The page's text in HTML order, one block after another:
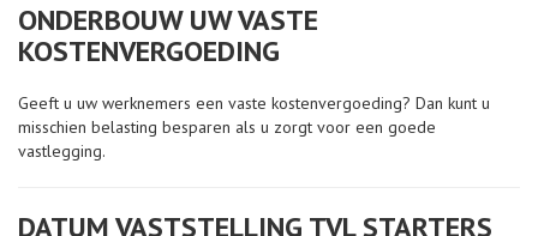
ONDERBOUW UW VASTE
KOSTENVERGOEDING
Geeft u uw werknemers een vaste kostenvergoeding? Dan kunt u
misschien belasting besparen als u zorgt voor een goede
vastlegging.
DATUM VASTSTELLING TVL STARTERS